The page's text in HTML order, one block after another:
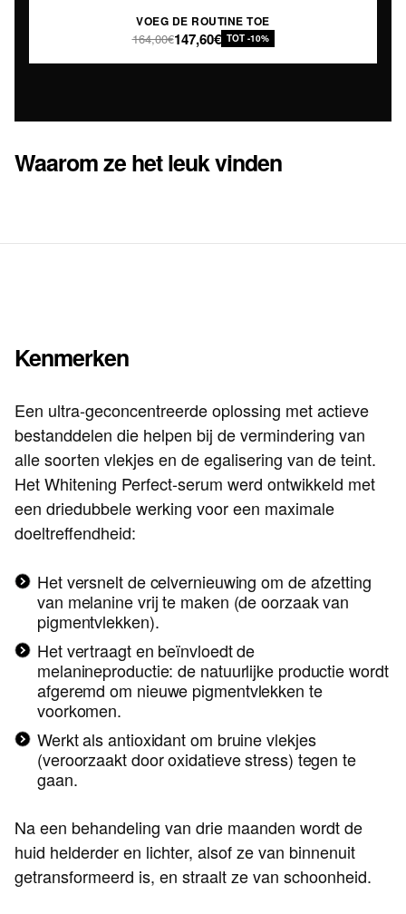
VOEG DE ROUTINE TOE
164,00€147,60€ TOT -10%
Waarom ze het leuk vinden
Kenmerken
Een ultra-geconcentreerde oplossing met actieve
bestanddelen die helpen bij de vermindering van
alle soorten vlekjes en de egalisering van de teint.
Het Whitening Perfect-serum werd ontwikkeld met
een driedubbele werking voor een maximale
doeltreffendheid:
Het versnelt de celvernieuwing om de afzetting
van melanine vrij te maken (de oorzaak van
pigmentvlekken).
Het vertraagt en beïnvloedt de
melanineproductie: de natuurlijke productie wordt
afgeremd om nieuwe pigmentvlekken te
voorkomen.
Werkt als antioxidant om bruine vlekjes
(veroorzaakt door oxidatieve stress) tegen te
gaan.
Na een behandeling van drie maanden wordt de
huid helderder en lichter, alsof ze van binnenuit
getransformeerd is, en straalt ze van schoonheid.